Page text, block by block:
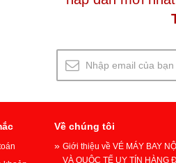
Về chúng tôi
Giới thiệu về VÉ MÁY BAY
VÀ QUÔC TẾ UY TÍN HÀNG